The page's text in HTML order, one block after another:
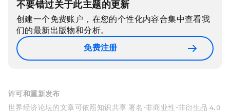
不要错过关于此主题的更新
创建一个免费账户，在您的个性化内容合集中查看我
们的最新出版物和分析。
免费注册
许可和重新发布
世界经济论坛的文章可依照知识共享 署名-非商业性-非衍生品 4.0